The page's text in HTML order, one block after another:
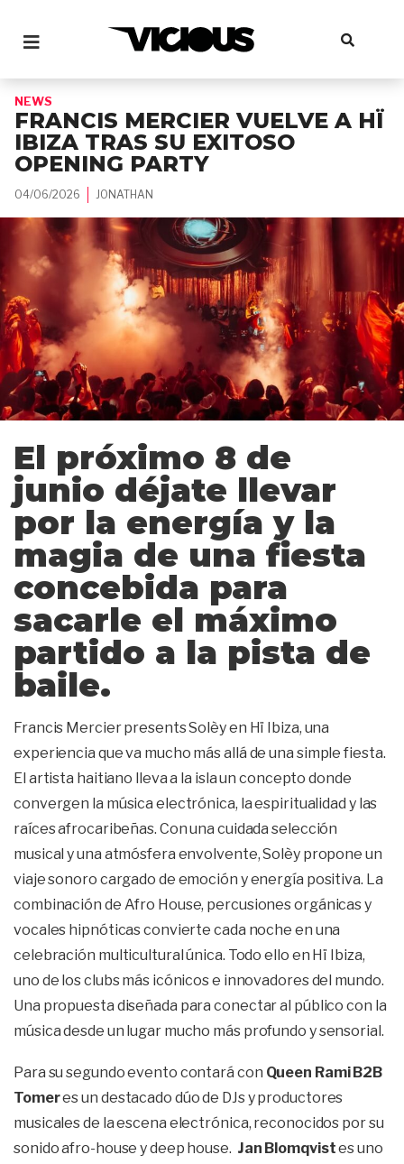
NEWS
FRANCIS MERCIER VUELVE A HÏ
IBIZA TRAS SU EXITOSO
OPENING PARTY
04/06/2026 JONATHAN
El próximo 8 de
junio déjate llevar
por la energía y la
magia de una fiesta
concebida para
sacarle el máximo
partido a la pista de
baile.
Francis Mercier presents Solèy en Hï Ibiza, una
experiencia que va mucho más allá de una simple fiesta.
El artista haitiano lleva a la isla un concepto donde
convergen la música electrónica, la espiritualidad y las
raíces afrocaribeñas. Con una cuidada selección
musical y una atmósfera envolvente, Solèy propone un
viaje sonoro cargado de emoción y energía positiva. La
combinación de Afro House, percusiones orgánicas y
vocales hipnóticas convierte cada noche en una
celebración multicultural única. Todo ello en Hï Ibiza,
uno de los clubs más icónicos e innovadores del mundo.
Una propuesta diseñada para conectar al público con la
música desde un lugar mucho más profundo y sensorial.
Para su segundo evento contará con Queen Rami B2B
Tomeres un destacado dúo de DJs y productores
musicales de la escena electrónica, reconocidos por su
sonido afro-house y deep house. Jan Blomqvistes uno